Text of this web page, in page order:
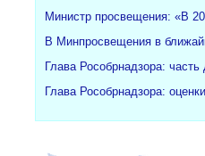
Министр просвещения: «В
В Минпросвещения в
Глава Рособрнадзора:
Глава Рособрнадзора: